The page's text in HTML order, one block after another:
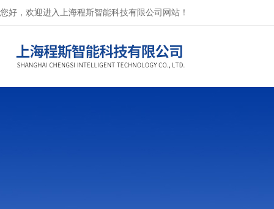
您好，欢迎进入上海程斯智能科技有限公司网站！